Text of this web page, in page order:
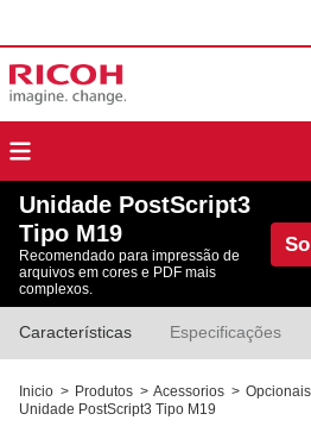
Unidade PostScript3
Tipo M19
Recomendado para impressão de
arquivos em cores e PDF mais
complexos.
Características Especificações
Inicio > Produtos > Acessorios >
Unidade PostScript3 Tipo M19